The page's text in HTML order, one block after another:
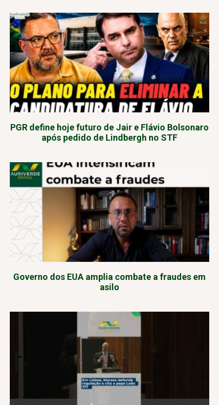
PGR define hoje futuro de Jair e Flávio Bolsonaro
após pedido de Lindbergh no STF
Governo dos EUA amplia combate a fraudes em
asilo